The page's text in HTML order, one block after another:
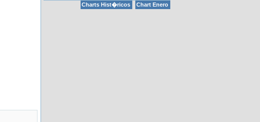
Charts Hist�ricos Chart Enero